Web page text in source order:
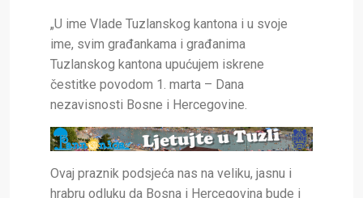
„U ime Vlade Tuzlanskog kantona i u svoje
ime, svim građankama i građanima
Tuzlanskog kantona upućujem iskrene
čestitke povodom 1. marta – Dana
nezavisnosti Bosne i Hercegovine.
Ovaj praznik podsjeća nas na veliku, jasnu i
hrabru odluku da Bosna i Hercegovina bude i